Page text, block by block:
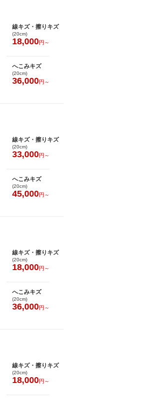
線キズ・擦りキズ
(20cm)
18,000円～
へこみキズ
(20cm)
36,000円～
線キズ・擦りキズ
(20cm)
33,000円～
へこみキズ
(20cm)
45,000円～
線キズ・擦りキズ
(20cm)
18,000円～
へこみキズ
(20cm)
36,000円～
線キズ・擦りキズ
(20cm)
18,000円～